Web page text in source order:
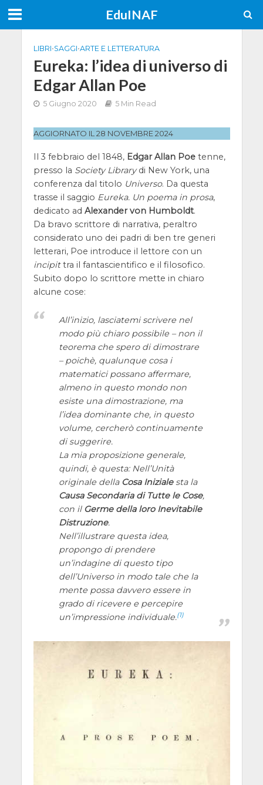
EduINAF
LIBRI•SAGGI•ARTE E LETTERATURA
Eureka: l’idea di universo di
Edgar Allan Poe
5 Giugno 2020 5 Min Read
AGGIORNATO IL 28 NOVEMBRE 2024
Il 3 febbraio del 1848, Edgar Allan Poetenne,
presso la Society Librarydi New York, una
conferenza dal titolo Universo. Da questa
trasse il saggio Eureka. Un poema in prosa,
dedicato ad Alexander von Humboldt.
Da bravo scrittore di narrativa, peraltro
considerato uno dei padri di ben tre generi
letterari, Poe introduce il lettore con un
incipittra il fantascientifico e il filosofico.
Subito dopo lo scrittore mette in chiaro
alcune cose:
All’inizio, lasciatemi scrivere nel
modo più chiaro possibile – non il
teorema che spero di dimostrare
– poichè, qualunque cosa i
matematici possano affermare,
almeno in questo mondo non
esiste una dimostrazione, ma
l’idea dominante che, in questo
volume, cercherò continuamente
di suggerire.
La mia proposizione generale,
quindi, è questa: Nell’Unità
originale della Cosa Inizialesta la
Causa Secondaria di Tutte le Cose,
con il Germe della loro Inevitabile
Distruzione.
Nell’illustrare questa idea,
propongo di prendere
un’indagine di questo tipo
dell’Universo in modo tale che la
mente possa davvero essere in
grado di ricevere e percepire
un’impressione individuale.(1)